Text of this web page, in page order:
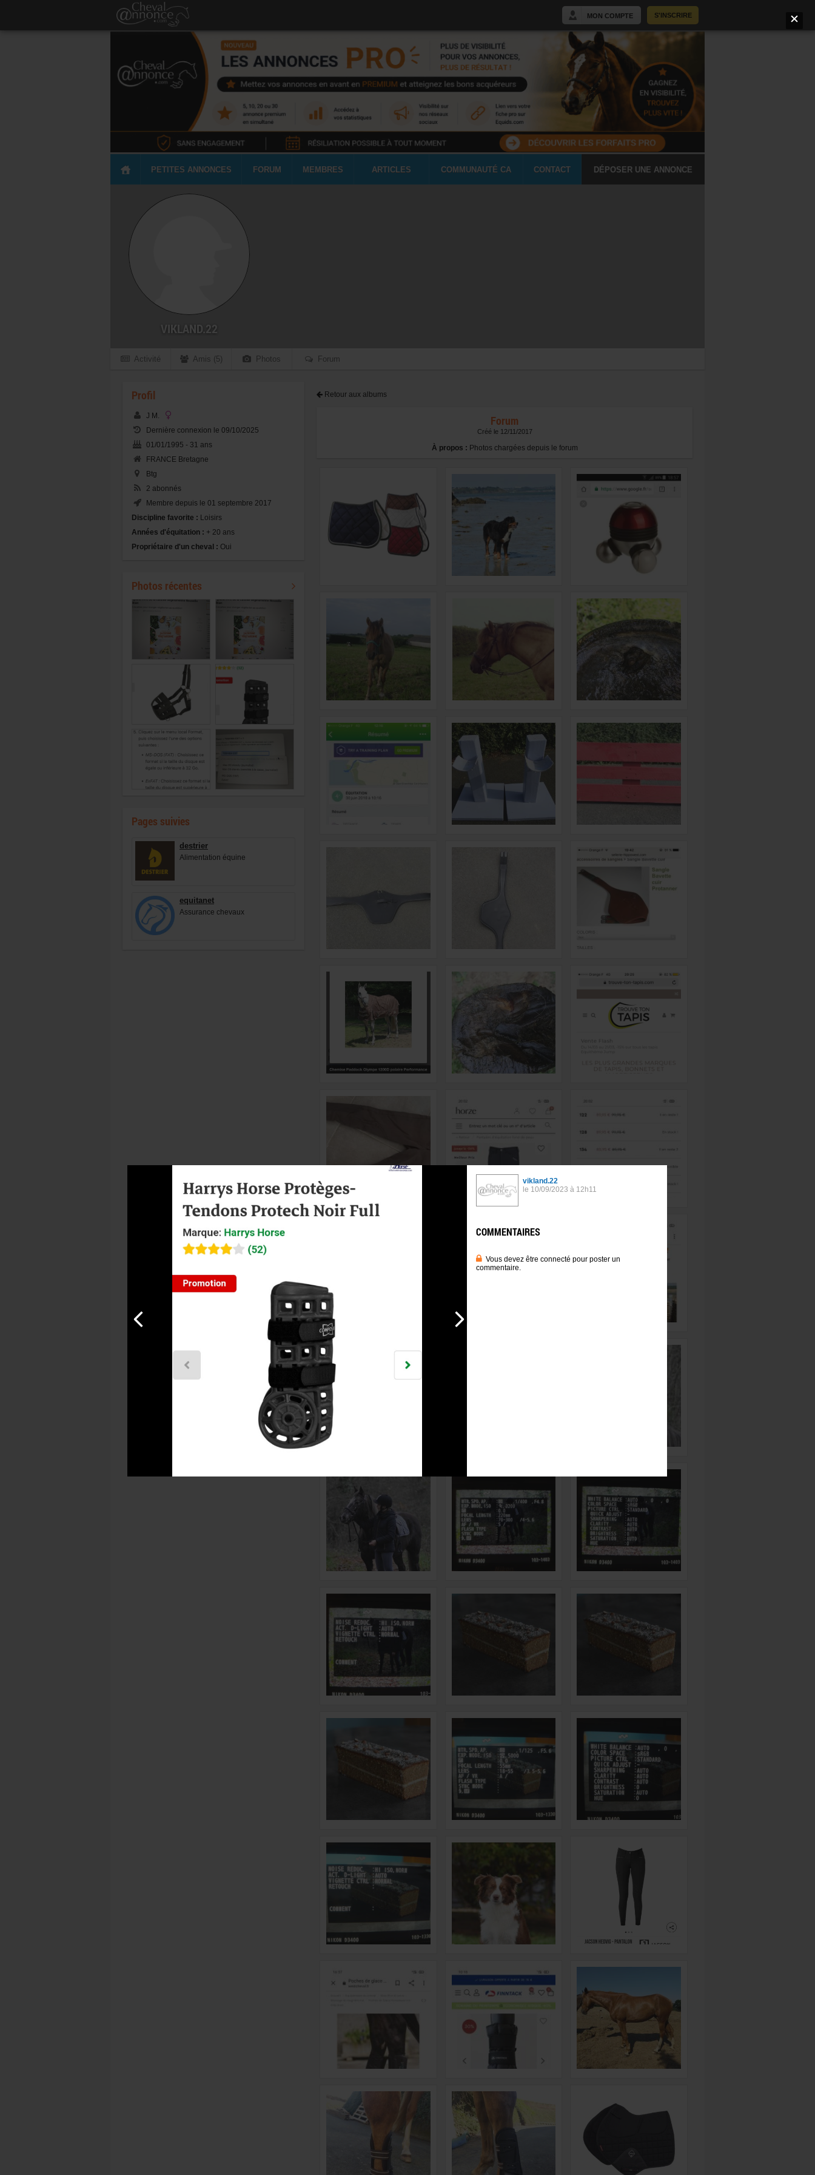
S'INSCRIRE
MON COMPTE
PETITES ANNONCES FORUM MEMBRES ARTICLES COMMUNAUTÉ CA CONTACT DÉPOSER UNE ANNONCE
VIKLAND.22
Activité Amis (5) Photos Forum
Profil
J M.
Dernière connexion le 09/10/2025
01/01/1995 - 31 ans
FRANCE Bretagne
Btg
2 abonnés
Membre depuis le 01 septembre 2017
Discipline favorite : Loisirs
Années d'équitation : + 20 ans
Propriétaire d'un cheval : Oui
Photos récentes
Pages suivies
destrier
Alimentation équine
equitanet
Assurance chevaux
Retour aux albums
Forum
Créé le 12/11/2017
À propos : Photos chargées depuis le forum